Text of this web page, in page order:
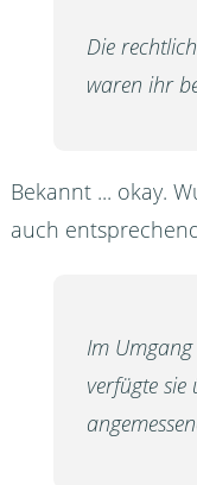
Die
waren ihr
Bekannt ... okay.
auch
Im
verfügte